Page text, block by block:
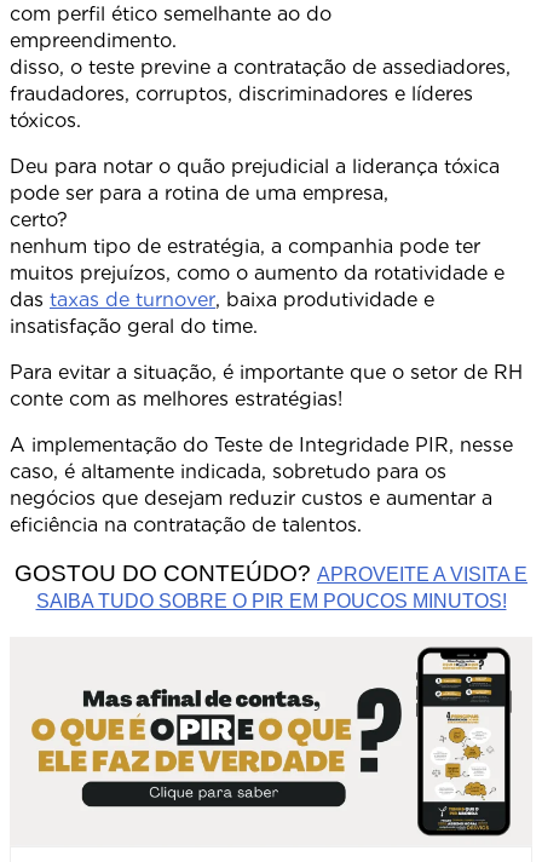
com perfil ético semelhante ao do
disso, o teste previne a contratação de assediadores,
fraudadores, corruptos, discriminadores e líderes
tóxicos.
Deu para notar o quão prejudicial a liderança tóxica
pode ser para a rotina de uma empresa,
certo?
nenhum tipo de estratégia, a companhia pode ter
muitos prejuízos, como o aumento da rotatividade e
das taxas de turnover, baixa produtividade e
insatisfação geral do time.
Para evitar a situação, é importante que o setor de RH
conte com as melhores estratégias!
A implementação do Teste de Integridade PIR, nesse
caso, é altamente indicada, sobretudo para os
negócios que desejam reduzir custos e aumentar a
eficiência na contratação de talentos.
GOSTOU DO CONTEÚDO? APROVEITE A VISITA E
SAIBA TUDO SOBRE O PIR EM POUCOS MINUTOS!